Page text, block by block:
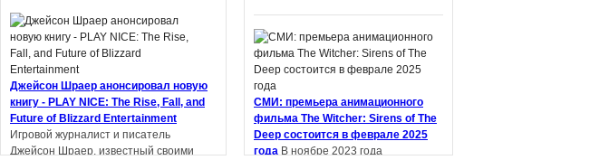
Ученик рейнджера.
Фланаган
Джейсон Шраер анонсировал новую
книгу - PLAY NICE: The Rise, Fall, and
Future of Blizzard Entertainment
Игровой журналист и писатель
Джейсон Шраер, известный своими
Samsung работает
наушниками Galaxy
Buds с не ...
СМИ: премьера анимационного
фильма The Witcher: Sirens of The
Deep состоится в феврале 2025
года В ноябре 2023 года